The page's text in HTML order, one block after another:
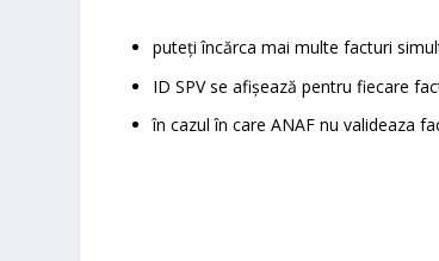
puteți încărca mai multe facturi
ID SPV se afișează pentru fiecare
în cazul în care ANAF nu valideaza